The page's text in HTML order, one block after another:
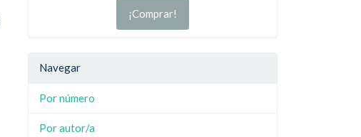
¡Comprar!
Navegar
Por número
Por autor/a